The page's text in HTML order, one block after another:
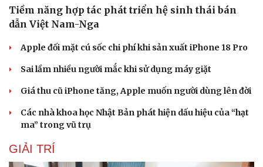
Tiềm năng hợp tác phát triển hệ sinh thái bán
dẫn Việt Nam-Nga
Apple đối mặt cú sốc chi phí khi sản xuất iPhone 18 Pro
Sai lầm nhiều người mắc khi sử dụng máy giặt
Giá thu cũ iPhone tăng, Apple muốn người dùng lên đời
Các nhà khoa học Nhật Bản phát hiện dấu hiệu của “hạt
ma” trong vũ trụ
GIẢI TRÍ